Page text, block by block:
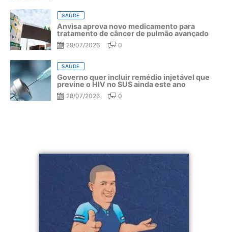
SAÚDE
Anvisa aprova novo medicamento para
tratamento de câncer de pulmão avançado
29/07/2026 0
SAÚDE
Governo quer incluir remédio injetável que
previne o HIV no SUS ainda este ano
28/07/2026 0